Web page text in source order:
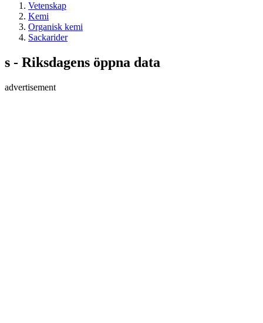
Vetenskap
Kemi
Organisk kemi
Sackarider
s - Riksdagens öppna data
advertisement